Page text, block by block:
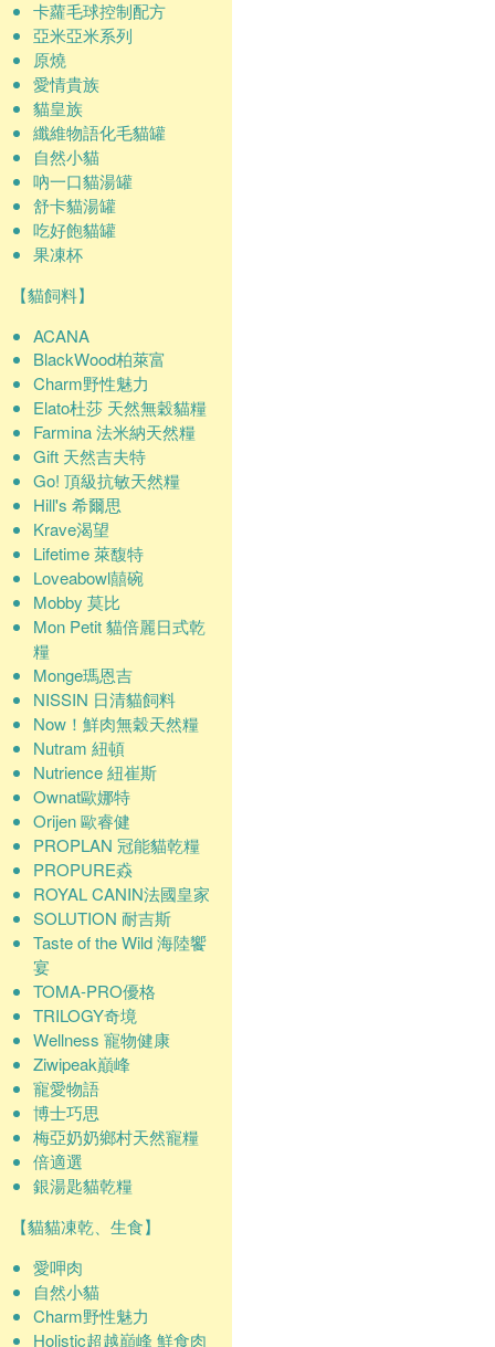
卡蘿毛球控制配方
亞米亞米系列
原燒
愛情貴族
貓皇族
纖維物語化毛貓罐
自然小貓
吶一口貓湯罐
舒卡貓湯罐
吃好飽貓罐
果凍杯
【貓飼料】
ACANA
BlackWood柏萊富
Charm野性魅力
Elato杜莎 天然無穀貓糧
Farmina 法米納天然糧
Gift 天然吉夫特
Go! 頂級抗敏天然糧
Hill's 希爾思
Krave渴望
Lifetime 萊馥特
Loveabowl囍碗
Mobby 莫比
Mon Petit 貓倍麗日式乾
糧
Monge瑪恩吉
NISSIN 日清貓飼料
Now！鮮肉無穀天然糧
Nutram 紐頓
Nutrience 紐崔斯
Ownat歐娜特
Orijen 歐睿健
PROPLAN 冠能貓乾糧
PROPURE猋
ROYAL CANIN法國皇家
SOLUTION 耐吉斯
Taste of the Wild 海陸饗
宴
TOMA-PRO優格
TRILOGY奇境
Wellness 寵物健康
Ziwipeak巔峰
寵愛物語
博士巧思
梅亞奶奶鄉村天然寵糧
倍適選
銀湯匙貓乾糧
【貓貓凍乾、生食】
愛呷肉
自然小貓
Charm野性魅力
Holistic超越巔峰 鮮食肉